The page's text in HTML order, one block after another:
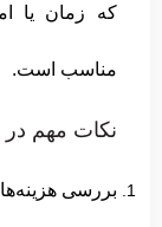
که زمان یا
مناسب است.
نکات مهم
بررسی